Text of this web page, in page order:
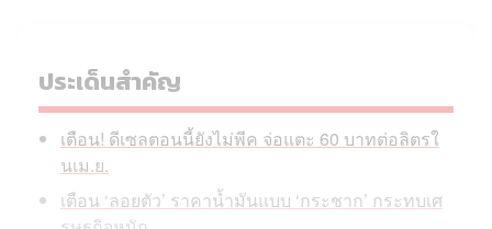
ประเด็นสำคัญ
เตือน! ดีเซลตอนนี้ยังไม่พีค จ่อแตะ 60 บาทต่อลิตรใ
นเม.ย.
เตือน ‘ลอยตัว’ ราคาน้ำมันแบบ ‘กระชาก’ กระทบเศ